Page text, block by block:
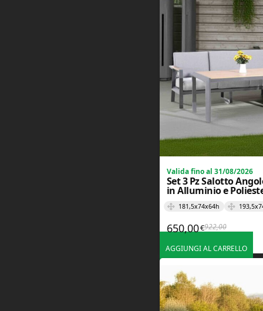
Valida fino al 31/08/2026
Set 3 Pz Salotto
in Alluminio e
181,5x74x64h
922,00Il prezzo
650,00€ Il prezzo
AGGIUNGI AL CARRELLO
O
r
d
i
n
i
d
z
i
o
n
e
e
s
C
o
n